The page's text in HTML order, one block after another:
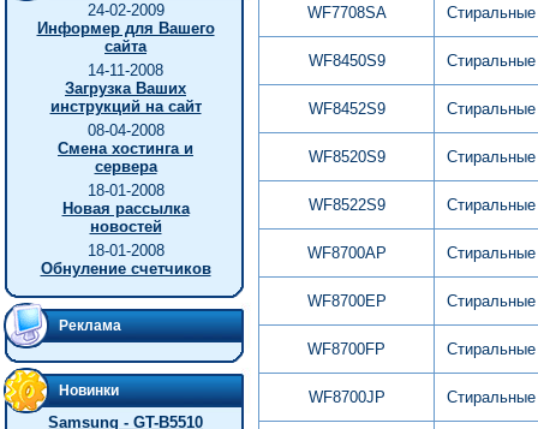
24-02-2009
Информер для Вашего
сайта
14-11-2008
Загрузка Ваших
инструкций на сайт
08-04-2008
Смена хостинга и
сервера
18-01-2008
Новая рассылка
новостей
18-01-2008
Обнуление счетчиков
Реклама
Новинки
Samsung - GT-B5510
WF7708SA
WF8450S9
WF8452S9
WF8520S9
WF8522S9
WF8700AP
WF8700EP
WF8700FP
WF8700JP